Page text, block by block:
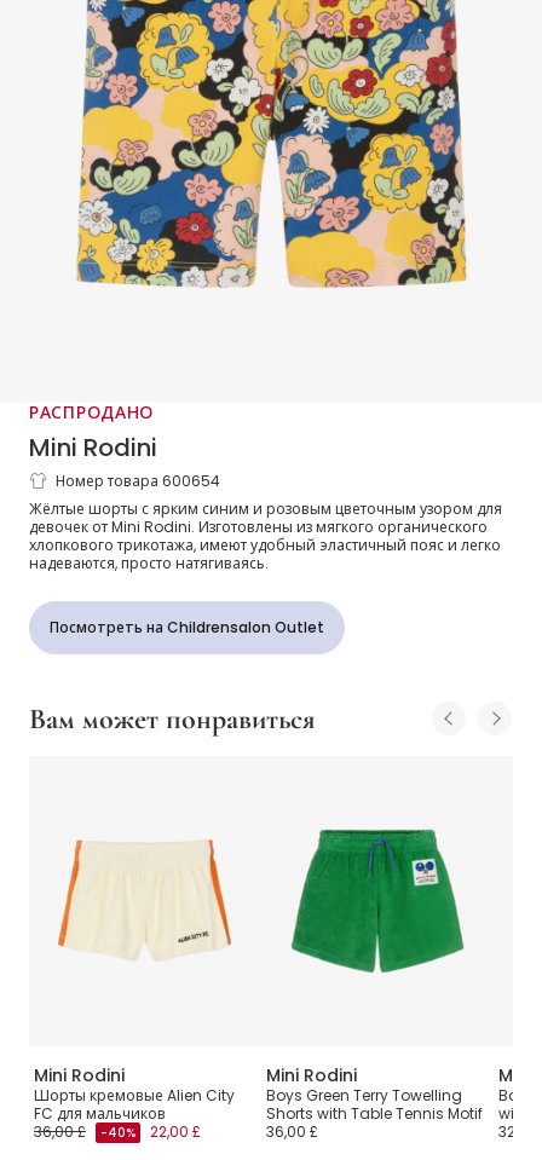
РАСПРОДАНО
Mini Rodini
Шорты желтые из органического
хлопка с цветами для девочек
Номер товара 600654
Жёлтые шорты с ярким синим и розовым цветочным узором для
девочек от Mini Rodini. Изготовлены из мягкого органического
хлопкового трикотажа, имеют удобный эластичный пояс и легко
надеваются, просто натягиваясь.
Посмотреть на Childrensalon Outlet
Вам может понравиться
Mini Rodini
Шорты кремовые Alien City
FC для мальчиков
36,00 £
-40% 22,00 £
Mini Rodini
Boys Green Terry Towelling
Shorts with Table Tennis Motif
36,00 £
Mini
Boys
with
32,00